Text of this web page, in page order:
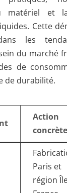
matériel et
Cette
les
du marché
de
de durabilité.
Action
concrète
Paris et
région